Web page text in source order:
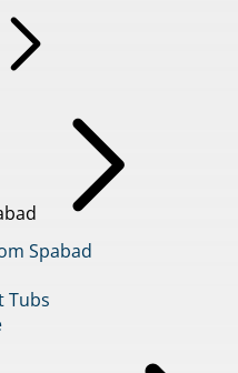
Spabad
Tubs